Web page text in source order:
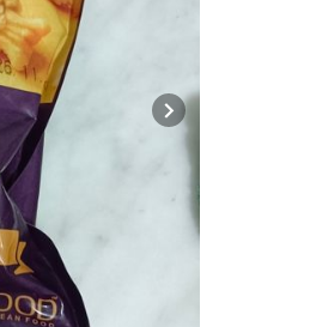
Next slide